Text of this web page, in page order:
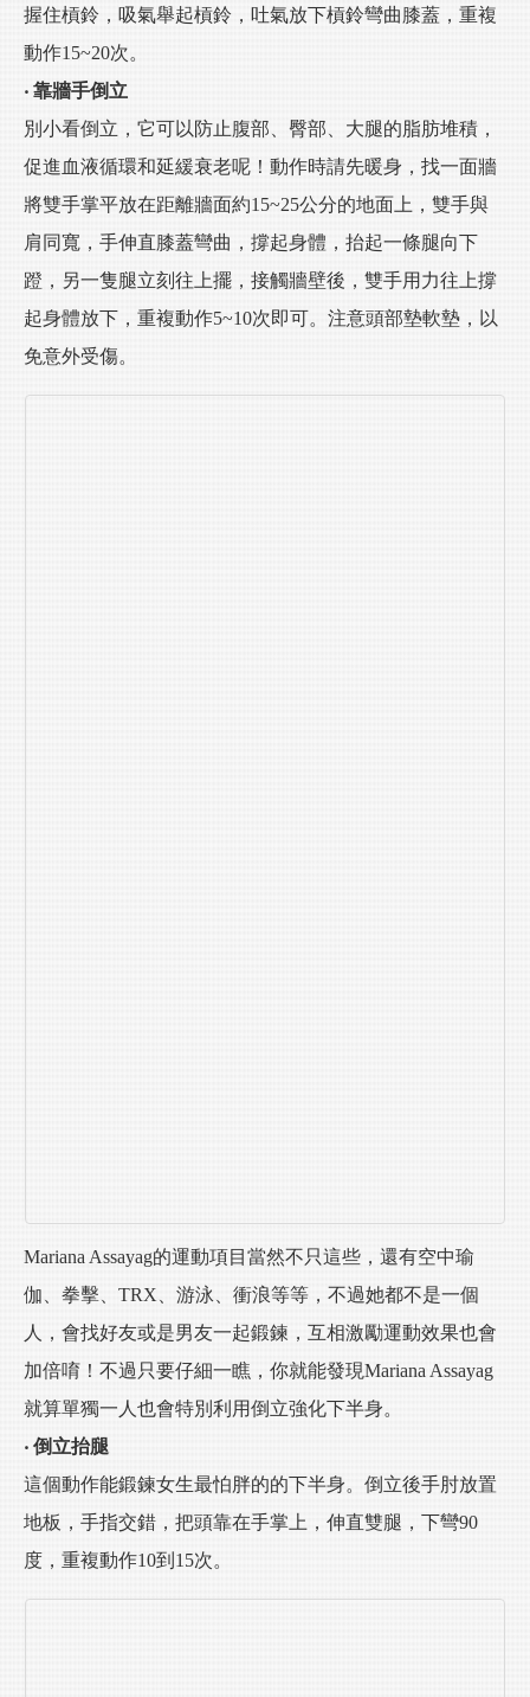
握住槓鈴，吸氣舉起槓鈴，吐氣放下槓鈴彎曲膝蓋，重複
動作15~20次。
‧ 靠牆手倒立
別小看倒立，它可以防止腹部、臀部、大腿的脂肪堆積，
促進血液循環和延緩衰老呢！動作時請先暖身，找一面牆
將雙手掌平放在距離牆面約15~25公分的地面上，雙手與
肩同寬，手伸直膝蓋彎曲，撐起身體，抬起一條腿向下
蹬，另一隻腿立刻往上擺，接觸牆壁後，雙手用力往上撐
起身體放下，重複動作5~10次即可。注意頭部墊軟墊，以
免意外受傷。
Mariana Assayag的運動項目當然不只這些，還有空中瑜
伽、拳擊、TRX、游泳、衝浪等等，不過她都不是一個
人，會找好友或是男友一起鍛鍊，互相激勵運動效果也會
加倍唷！不過只要仔細一瞧，你就能發現Mariana Assayag
就算單獨一人也會特別利用倒立強化下半身。
‧ 倒立抬腿
這個動作能鍛鍊女生最怕胖的的下半身。倒立後手肘放置
地板，手指交錯，把頭靠在手掌上，伸直雙腿，下彎90
度，重複動作10到15次。